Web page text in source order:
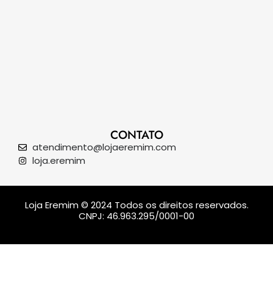
CONTATO
atendimento@lojaeremim.com
loja.eremim
Loja Eremim © 2024 Todos os direitos reservados.
CNPJ: 46.963.295/0001-00